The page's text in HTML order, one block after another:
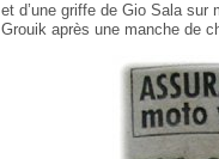
et d’une griffe de Gio Sala sur
Grouik après une manche de